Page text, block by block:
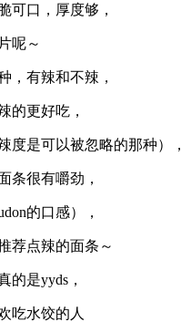
可口，厚度够，
呢～
，有辣和不辣，
的更好吃，
度是可以被忽略的那种），
条很有嚼劲，
的口感），
荐点辣的面条～
的是yyds，
吃水饺的人